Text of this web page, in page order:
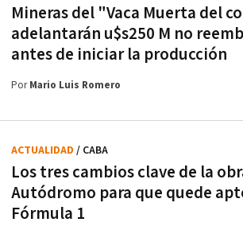
Mineras del "Vaca Muerta del
adelantarán u$s250 M no
antes de iniciar la producción
PorMario Luis Romero
Los tres cambios clave de la
Autódromo para que quede
Fórmula 1
ACTUALIDAD / CABA